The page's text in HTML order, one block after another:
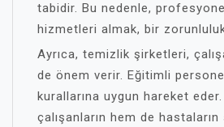
tabidir. Bu nedenle,
hizmetleri almak, bir
Ayrıca, temizlik şirketleri,
de önem verir. Eğitimli
kurallarına uygun hareket
çalışanların hem de hastaların